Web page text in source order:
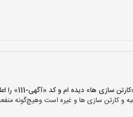
دیده ام و کد «آگهی-111» را اعلام کنید»
کارتن سازی ها و غیره است وهیچ‌گونه